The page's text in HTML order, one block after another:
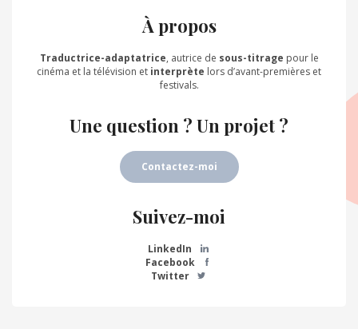
À propos
Traductrice-adaptatrice, autrice de sous-titrage pour le
cinéma et la télévision et interprète lors d’avant-premières et
festivals.
Une question ? Un projet ?
Contactez-moi
Suivez-moi
LinkedIn
Facebook
Twitter